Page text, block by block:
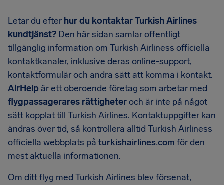
Letar du efter hur du kontaktar Turkish Airlines
kundtjänst? Den här sidan samlar offentligt
tillgänglig information om Turkish Airliness officiella
kontaktkanaler, inklusive deras online-support,
kontaktformulär och andra sätt att komma i kontakt.
AirHelp är ett oberoende företag som arbetar med
flygpassagerares rättigheteroch är inte på något
sätt kopplat till Turkish Airlines. Kontaktuppgifter kan
ändras över tid, så kontrollera alltid Turkish Airliness
officiella webbplats på turkishairlines.com för den
mest aktuella informationen.
Om ditt flyg med Turkish Airlines blev försenat,